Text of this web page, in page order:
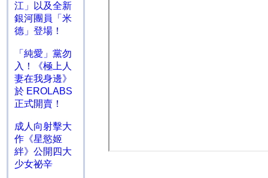
江」以及全新
銀河團員「米
德」登場！
「純愛」黨勿
入！《極上人
妻在我身邊》
於 EROLABS
正式開賣！
成人向射擊大
作《星慾姬
絆》公開四大
少女祕辛